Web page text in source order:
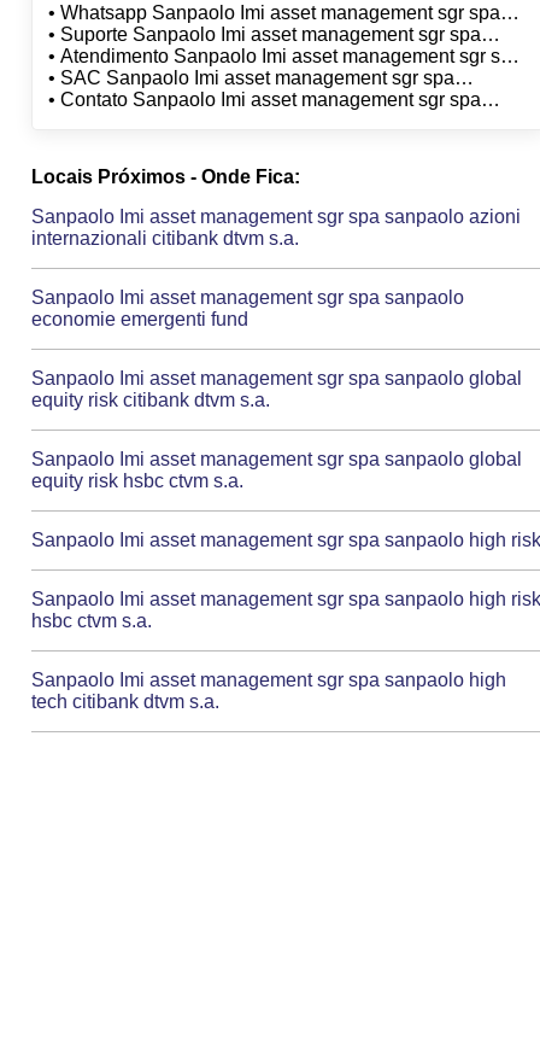
• Whatsapp Sanpaolo Imi asset management sgr spa
sanpaolo azioni internazionali hsbc ctvm s.a.
• Suporte Sanpaolo Imi asset management sgr spa
sanpaolo azioni internazionali hsbc ctvm s.a.
• Atendimento Sanpaolo Imi asset management sgr spa
sanpaolo azioni internazionali hsbc ctvm s.a.
• SAC Sanpaolo Imi asset management sgr spa
sanpaolo azioni internazionali hsbc ctvm s.a.
• Contato Sanpaolo Imi asset management sgr spa
Locais Próximos - Onde Fica:
Sanpaolo Imi asset management sgr spa sanpaolo azioni
internazionali citibank dtvm s.a.
Sanpaolo Imi asset management sgr spa sanpaolo
economie emergenti fund
Sanpaolo Imi asset management sgr spa sanpaolo global
equity risk citibank dtvm s.a.
Sanpaolo Imi asset management sgr spa sanpaolo global
equity risk hsbc ctvm s.a.
Sanpaolo Imi asset management sgr spa sanpaolo high
Sanpaolo Imi asset management sgr spa sanpaolo high
hsbc ctvm s.a.
Sanpaolo Imi asset management sgr spa sanpaolo high
tech citibank dtvm s.a.